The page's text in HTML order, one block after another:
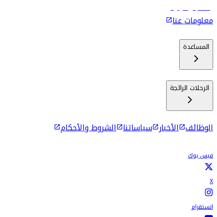
رحلات إلى كولومبو
معلومات عنا
المساعدة
الرحلات الرائجة
الوظائف الأخبار سياساتنا الشروط والأحكام
فيس بوك
X
انستقرام